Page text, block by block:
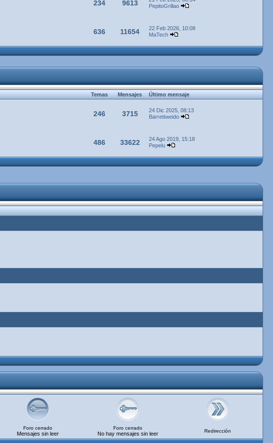
234 9613
PepitoGrillao
636 11654
22 Feb 2026, 10:08
MaTech
TemasMensajesÚltimo mensaje
246 3715
24 Dic 2025, 08:13
Barrettweido
486 33622
24 Ago 2019, 15:18
Pepelu
Foro cerrado
Mensajes sin leer
Foro cerrado
No hay mensajes sin leer Redirección